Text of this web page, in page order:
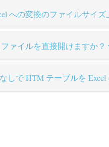
への変換のファイルサイズ
ァイルを直接開けますか？
しで HTM テーブルを Excel